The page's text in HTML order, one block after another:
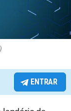
ENTRAR